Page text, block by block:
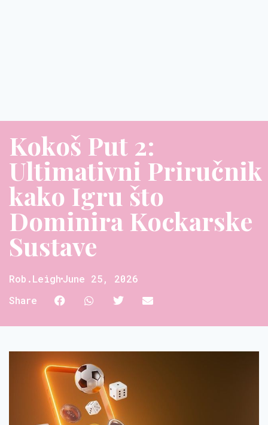
Kokoš Put 2:
Ultimativni Priručnik
kako Igru što
Dominira Kockarske
Sustave
Rob.leighJune 25, 2026
Share